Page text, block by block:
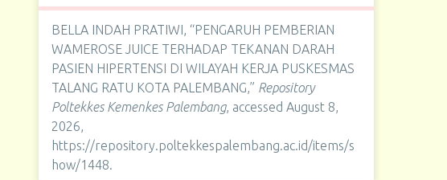
BELLA INDAH PRATIWI, “PENGARUH PEMBERIAN
WAMEROSE JUICE TERHADAP TEKANAN DARAH
PASIEN HIPERTENSI DI WILAYAH KERJA PUSKESMAS
TALANG RATU KOTA PALEMBANG,” Repository
Poltekkes Kemenkes Palembang, accessed August 8,
2026,
https://repository.poltekkespalembang.ac.id/items/s
how/1448.